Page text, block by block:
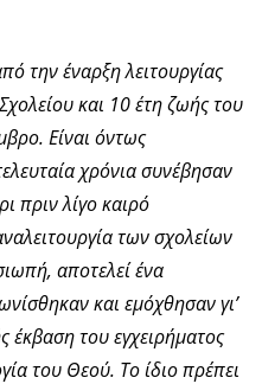
την έναρξη λειτουργίας
και 10 έτη ζωής του
Είναι όντως
χρόνια συνέβησαν
πριν λίγο καιρό
των σχολείων
αποτελεί ένα
και εμόχθησαν γι’
έκβαση του εγχειρήματος
του Θεού. Το ίδιο πρέπει